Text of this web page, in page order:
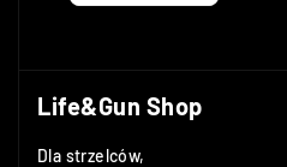
Life&Gun Shop
Dla strzelców,